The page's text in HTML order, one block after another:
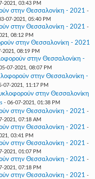
2021, 03:43 PM
στην Θεσσαλονίκη - 2021 -
07-2021, 05:40 PM
στην Θεσσαλονίκη - 2021 -
08:12 PM
στην Θεσσαλονίκη - 2021
08:19 PM
στην Θεσσαλονίκη -
07-2021, 08:07 PM
στην Θεσσαλονίκη -
07-2021, 11:17 PM
στην Θεσσαλονίκη
- 06-07-2021, 01:38 PM
στην Θεσσαλονίκη - 2021 -
2021, 07:18 AM
στην Θεσσαλονίκη - 2021 -
03:41 PM
στην Θεσσαλονίκη - 2021 -
2021, 01:07 PM
στην Θεσσαλονίκη - 2021 -
2021, 07:18 PM
στην Θεσσαλονίκη - 2021 -